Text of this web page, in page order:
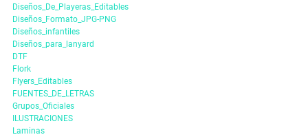
Diseños_De_Playeras_Editables
Diseños_Formato_JPG-PNG
Diseños_infantiles
Diseños_para_lanyard
DTF
Flork
Flyers_Editables
FUENTES_DE_LETRAS
Grupos_Oficiales
ILUSTRACIONES
Laminas